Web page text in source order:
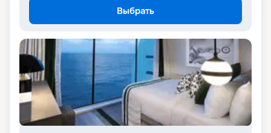
Выбрать